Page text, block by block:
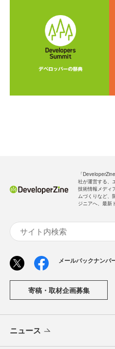
「
社が運営する、
技術情報メディ
ムづくりなど、
ジニアへ、最新
メールバックナンバ
寄稿・取材企画募集
ニュース